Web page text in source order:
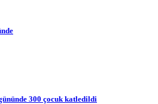
300 çocuk katledildi